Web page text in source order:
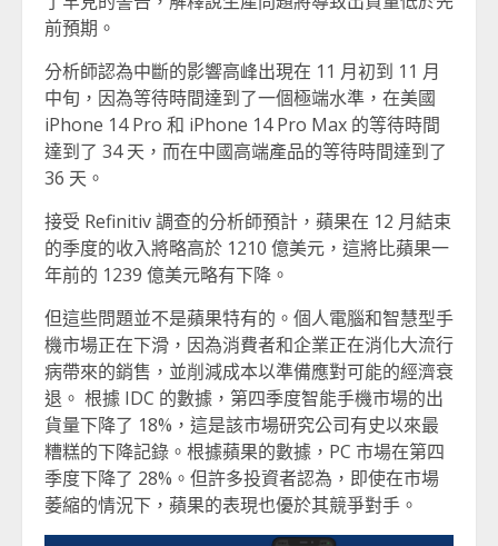
前預期。
分析師認為中斷的影響高峰出現在 11 月初到 11 月
中旬，因為等待時間達到了一個極端水準，在美國
iPhone 14 Pro 和 iPhone 14 Pro Max 的等待時間
達到了 34 天，而在中國高端產品的等待時間達到了
36 天。
接受 Refinitiv 調查的分析師預計，蘋果在 12 月結束
的季度的收入將略高於 1210 億美元，這將比蘋果一
年前的 1239 億美元略有下降。
但這些問題並不是蘋果特有的。個人電腦和智慧型手
機市場正在下滑，因為消費者和企業正在消化大流行
病帶來的銷售，並削減成本以準備應對可能的經濟衰
退。 根據 IDC 的數據，第四季度智能手機市場的出
貨量下降了 18%，這是該市場研究公司有史以來最
糟糕的下降記錄。根據蘋果的數據，PC 市場在第四
季度下降了 28%。但許多投資者認為，即使在市場
萎縮的情況下，蘋果的表現也優於其競爭對手。